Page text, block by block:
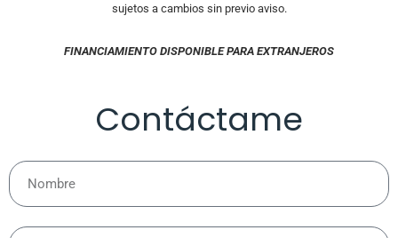
sujetos a cambios sin previo aviso.
FINANCIAMIENTO DISPONIBLE PARA EXTRANJEROS
Contáctame